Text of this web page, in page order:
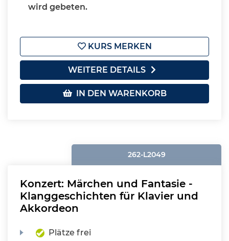
wird gebeten.
KURS MERKEN
WEITERE DETAILS
IN DEN WARENKORB
262-L2049
Konzert: Märchen und Fantasie -
Klanggeschichten für Klavier und
Akkordeon
Plätze frei